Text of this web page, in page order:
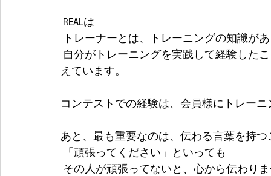
REALは
トレーナーとは、トレーニングの知識が
えています。
コンテストでの経験は、会員様にトレー
あと、最も重要なのは、伝わる言葉を持つ
「頑張ってください」といっても
その人が頑張ってないと、心から伝わり